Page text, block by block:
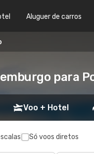
Aluguer de carros
para
Voo + Hotel
Só voos diretos